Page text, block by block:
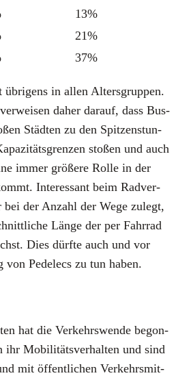
13%
21%
37%
in allen Alters­grup­pen.
daher dar­auf, dass Bus­
Städ­ten zu den Spit­zen­stun­
sto­ßen und auch
immer grö­ße­re Rol­le in der
Inter­es­sant beim Rad­ver­
der Anzahl der Wege zulegt,
Län­ge der per Fahr­rad
Dies dürf­te auch und vor
Pedelecs zu tun haben.
hat die Ver­kehrs­wen­de begon­
ihr Mobi­li­täts­ver­hal­ten und sind
mit öffent­li­chen Ver­kehrs­mit­